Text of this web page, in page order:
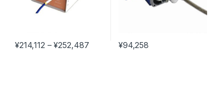
¥214,112 –¥252,487 ¥94,258